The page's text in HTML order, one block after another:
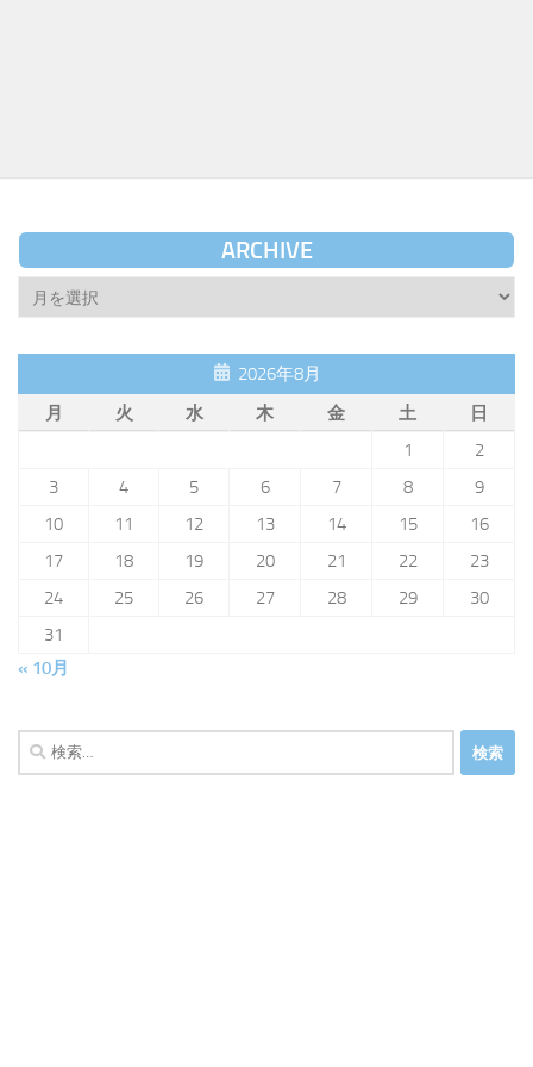
ARCHIVE
Archive
2026年8月
月
火 水 木 金 土
日
1
2
3
4 5 6 7 8
9
10
11 12 13 14 15
16
17
18 19 20 21 22
23
24
25 26 27 28 29
30
31
« 10月
検
索: